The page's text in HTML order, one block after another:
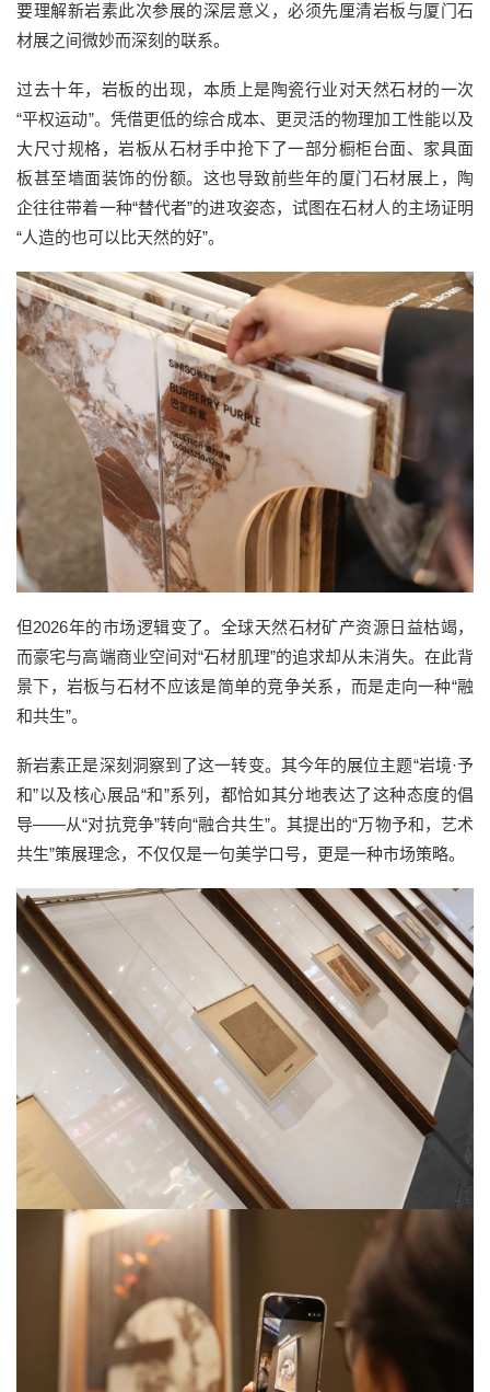
要理解新岩素此次参展的深层意义，必须先厘清岩板与厦门石
材展之间微妙而深刻的联系。
过去十年，岩板的出现，本质上是陶瓷行业对天然石材的一次
“平权运动”。凭借更低的综合成本、更灵活的物理加工性能以及
大尺寸规格，岩板从石材手中抢下了一部分橱柜台面、家具面
板甚至墙面装饰的份额。这也导致前些年的厦门石材展上，
陶
企往往带着一种“替代者”的进攻姿态，试图在石材人的主场证明
“人造的也可以 比天然的好”。
但2026年的市场逻辑变了。全球天然石材矿产资源日益枯竭，
而豪宅与高端商业空间对“石材肌理”的追求却从未消失。 在此背
景下，岩板与石材不应该是简单的竞争关系，而是走向一种“融
和共生”。
新岩素正是深刻洞察到了这一转变。其今年的展位主题“岩境·予
和”以及核心展品“和”系列 ， 都恰如其分地表达了这种态度的倡
导——从“对抗竞争”转向“融合共生”。 其提出的“万物予和，艺术
共生”策展理念，不仅仅是一句美学口号，更是一种市场策略。